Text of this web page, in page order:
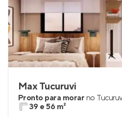
Max Tucuruvi
Pronto para morar no
39 e 56 m²